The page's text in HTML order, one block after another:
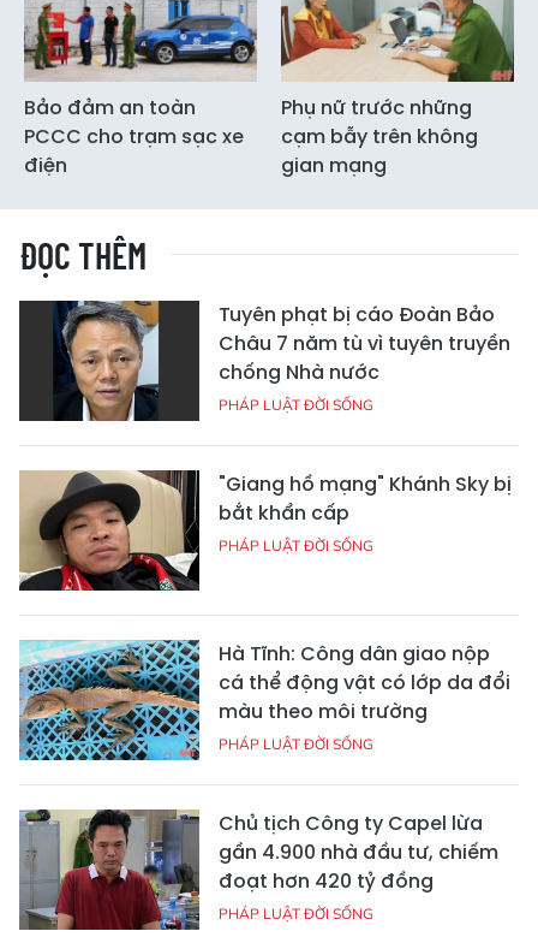
Bảo đảm an toàn
PCCC cho trạm sạc xe
điện
Phụ nữ trước những
cạm bẫy trên không
gian mạng
ĐỌC THÊM
Tuyên phạt bị cáo Đoàn Bảo
Châu 7 năm tù vì tuyên truyền
chống Nhà nước
PHÁP LUẬT ĐỜI SỐNG
"Giang hồ mạng" Khánh Sky bị
bắt khẩn cấp
PHÁP LUẬT ĐỜI SỐNG
Hà Tĩnh: Công dân giao nộp
cá thể động vật có lớp da đổi
màu theo môi trường
PHÁP LUẬT ĐỜI SỐNG
Chủ tịch Công ty Capel lừa
gần 4.900 nhà đầu tư, chiếm
đoạt hơn 420 tỷ đồng
PHÁP LUẬT ĐỜI SỐNG